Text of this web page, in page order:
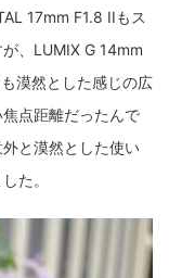
ライカM10
17mm F1.8 IIもス
、LUMIX G 14mm
漠然とした感じの広
点距離だったんで
と漠然とした使い
た。